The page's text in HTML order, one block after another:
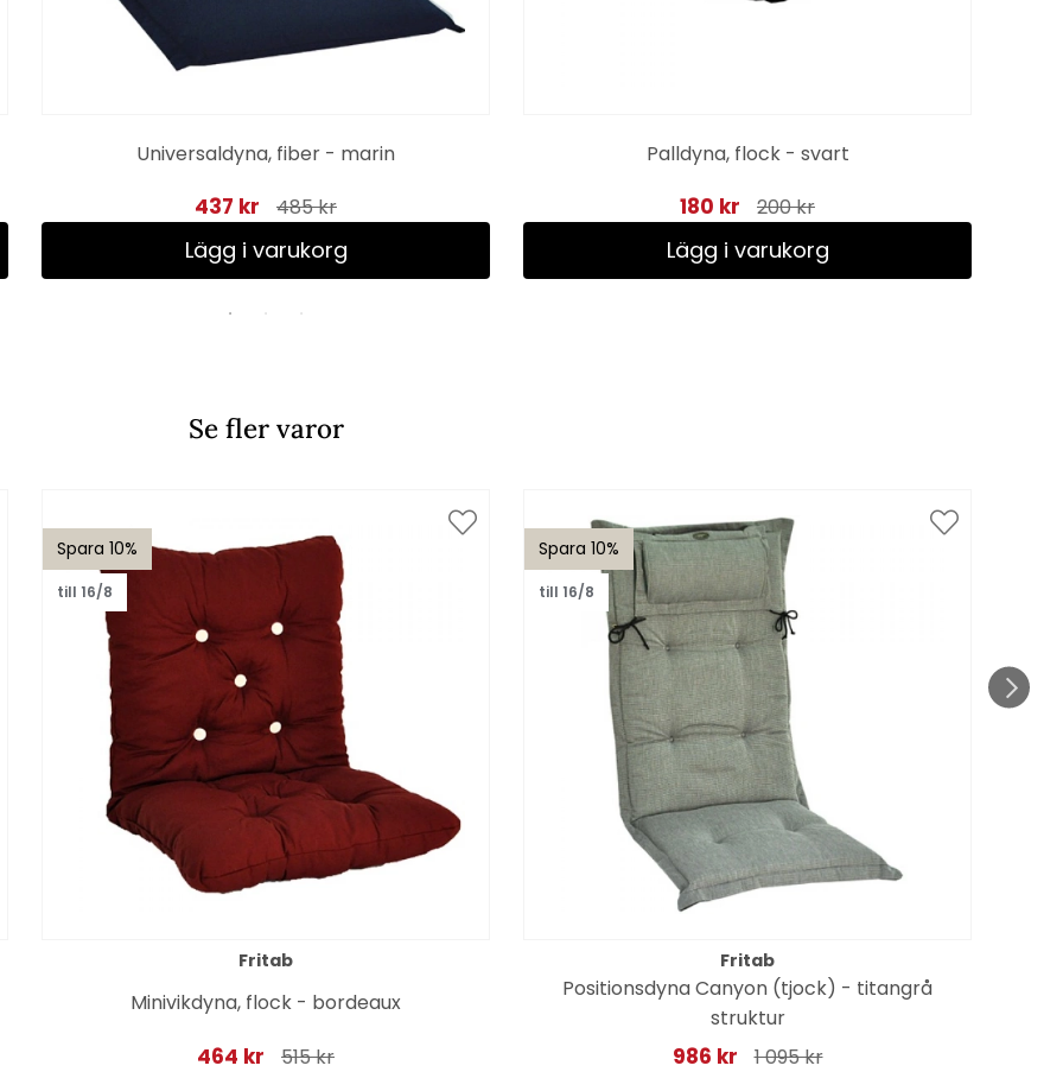
Universaldyna, fiber - marin
437 kr 485 kr
Lägg i varukorg
Palldyna, flock - svart
180 kr 200 kr
Lägg i varukorg
Se fler varor
Spara 10%
till 16/8
Fritab
Minivikdyna, flock - bordeaux
464 kr 515 kr
Spara 10%
till 16/8
Fritab
Positionsdyna Canyon (tjock) - titangrå
struktur
986 kr 1 095 kr